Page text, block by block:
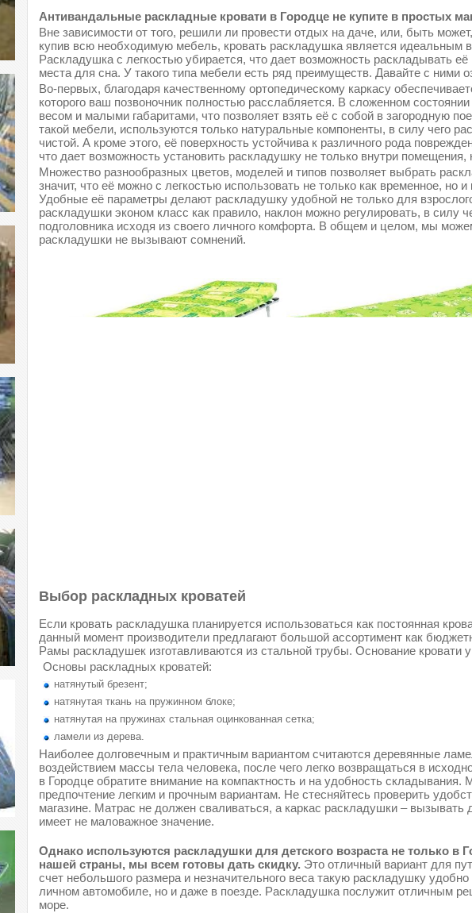
Антивандальные раскладные кровати в Городце не купите в простых
Вне зависимости от того, решили ли провести отдых на даче, или, быть
купив всю необходимую мебель, кровать раскладушка является идеальным
Раскладушка с легкостью убирается, что дает возможность раскладывать
места для сна. У такого типа мебели есть ряд преимуществ. Давайте с ними
Во-первых, благодаря качественному ортопедическому каркасу
которого ваш позвоночник полностью расслабляется. В сложенном
весом и малыми габаритами, что позволяет взять её с собой в загородную
такой мебели, используются только натуральные компоненты, в силу чего
чистой. А кроме этого, её поверхность устойчива к различного рода
что дает возможность установить раскладушку не только внутри помещения,
Множество разнообразных цветов, моделей и типов позволяет выбрать
значит, что её можно с легкостью использовать не только как временное, но
Удобные её параметры делают раскладушку удобной не только для
раскладушки эконом класс как правило, наклон можно регулировать, в силу
подголовника исходя из своего личного комфорта. В общем и целом, мы
раскладушки не вызывают сомнений.
Выбор раскладных кроватей
Если кровать раскладушка планируется использоваться как постоянная
данный момент производители предлагают большой ассортимент как
Рамы раскладушек изготавливаются из стальной трубы. Основание кровати
Основы раскладных кроватей:
натянутый брезент;
натянутая ткань на пружинном блоке;
натянутая на пружинах стальная оцинкованная сетка;
ламели из дерева.
Наиболее долговечным и практичным вариантом считаются деревянные
воздействием массы тела человека, после чего легко возвращаться в
в Городце обратите внимание на компактность и на удобность складывания.
предпочтение легким и прочным вариантам. Не стесняйтесь проверить
магазине. Матрас не должен сваливаться, а каркас раскладушки –
имеет не маловажное значение.
Однако используются раскладушки для детского возраста не только в
нашей страны, мы всем готовы дать скидку. Это отличный вариант для
счет небольшого размера и незначительного веса такую раскладушку
личном автомобиле, но и даже в поезде. Раскладушка послужит отличным
море.